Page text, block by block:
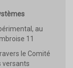
au
11
le Comité
versants